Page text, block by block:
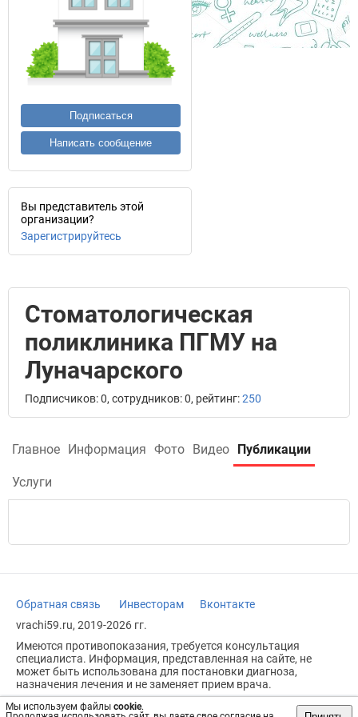
Мы используем файлы cookie.
Подписаться
Написать сообщение
Вы представитель этой
организации?
Зарегистрируйтесь
Стоматологическая
поликлиника ПГМУ на
Луначарского
Подписчиков: 0, сотрудников: 0, рейтинг:250
Главное Информация Фото Видео Публикации
Услуги
Обратная связь Инвесторам
Вконтакте
vrachi59.ru, 2019-2026 гг.
Имеются противопоказания, требуется консультация
специалиста. Информация, представленная на сайте, не
может быть использована для постановки диагноза,
назначения лечения и не заменяет прием врача.
Возрастное ограничение: 18+